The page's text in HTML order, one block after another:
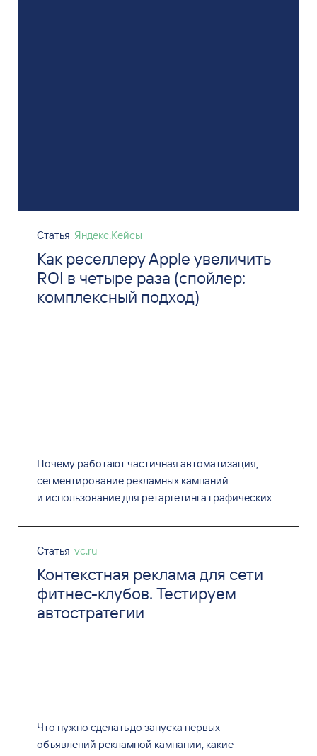
Статья Яндекс.Кейсы
Как реселлеру Apple увеличить
ROI в четыре раза (спойлер:
комплексный подход)
Почему работают частичная автоматизация,
сегментирование рекламных кампаний
и использование для ретаргетинга графических
Статья vc.ru
Контекстная реклама для сети
фитнес-клубов. Тестируем
автостратегии
Что нужно сделать до запуска первых
объявлений рекламной кампании, какие